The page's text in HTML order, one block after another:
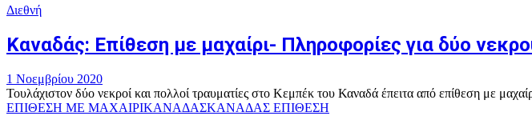
Διεθνή
Καναδάς: Επίθεση με μαχαίρι- Πληροφορίες για δύο
1 Νοεμβρίου 2020
Τουλάχιστον δύο νεκροί και πολλοί τραυματίες στο Κεμπέκ του Καναδά έπειτα από επίθεση με
ΕΠΙΘΕΣΗ ΜΕ ΜΑΧΑΙΡΙΚΑΝΑΔΑΣΚΑΝΑΔΑΣ ΕΠΙΘΕΣΗ